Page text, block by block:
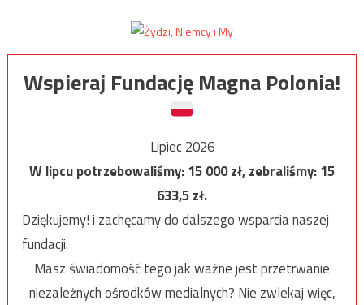
Wspieraj Fundację Magna Polonia!
Lipiec 2026
W lipcu potrzebowaliśmy:15 000zł, zebraliśmy:15
633,5zł.
Dziękujemy! i zachęcamy do dalszego wsparcia naszej
fundacji.
Masz świadomość tego jak ważne jest przetrwanie
niezależnych ośrodków medialnych? Nie zwlekaj więc,